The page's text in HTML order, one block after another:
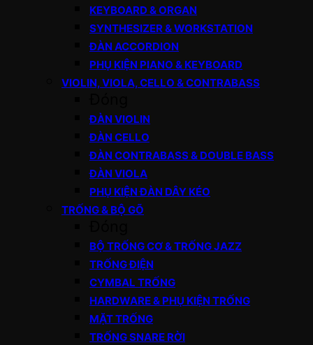
KEYBOARD & ORGAN
SYNTHESIZER & WORKSTATION
ĐÀN ACCORDION
PHỤ KIỆN PIANO & KEYBOARD
VIOLIN, VIOLA, CELLO & CONTRABASS
ĐÀN VIOLIN
ĐÀN CELLO
ĐÀN CONTRABASS & DOUBLE BASS
ĐÀN VIOLA
PHỤ KIỆN ĐÀN DÂY KÉO
TRỐNG & BỘ GÕ
BỘ TRỐNG CƠ & TRỐNG JAZZ
TRỐNG ĐIỆN
CYMBAL TRỐNG
HARDWARE & PHỤ KIỆN TRỐNG
MẶT TRỐNG
TRỐNG SNARE RỜI